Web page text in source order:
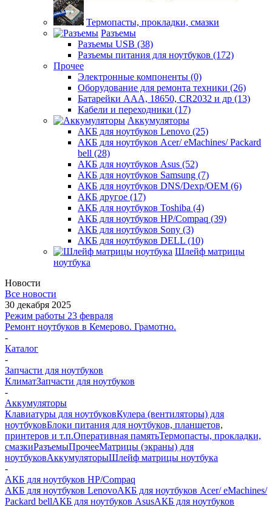
Термопасты, прокладки, смазки
Разъемы
Разъемы USB (38)
Разъемы питания для ноутбуков (172)
Прочее
Электронные компоненты (0)
Оборудование для ремонта техники (26)
Батарейки AAА, 18650, CR2032 и др (13)
Кабели и переходники (17)
Аккумуляторы
АКБ для ноутбуков Lenovo (25)
АКБ для ноутбуков Acer/ eMachines/ Packard
bell (28)
АКБ для ноутбуков Asus (52)
АКБ для ноутбуков Samsung (7)
АКБ для ноутбуков DNS/Dexp/OEM (6)
АКБ другое (17)
АКБ для ноутбуков Toshiba (4)
АКБ для ноутбуков HP/Compaq (39)
АКБ для ноутбуков Sony (3)
АКБ для ноутбуков DELL (10)
Шлейф матрицы
ноутбука
Новости
Все новости
30 декабря 2025
Режим работы 23 февраля
Ремонт ноутбуков в Кемерово. Грамотно.
-
Каталог
-
Запчасти для ноутбуков
КлиматЗапчасти для ноутбуков
-
Аккумуляторы
Клавиатуры для ноутбуковКулера (вентиляторы) для
ноутбуковБлоки питания для ноутбуков, планшетов,
принтеров и т.п.Оперативная памятьТермопасты, прокладки,
смазкиРазъемыПрочееМатрицы (экраны) для
ноутбуковАккумуляторыШлейф матрицы ноутбука
-
АКБ для ноутбуков HP/Compaq
АКБ для ноутбуков LenovoАКБ для ноутбуков Acer/ eMachines/
Packard bellАКБ для ноутбуков AsusАКБ для ноутбуков